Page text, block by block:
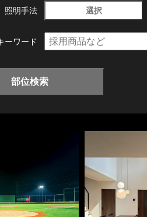
照明手法 選択
ーワード
部位検索